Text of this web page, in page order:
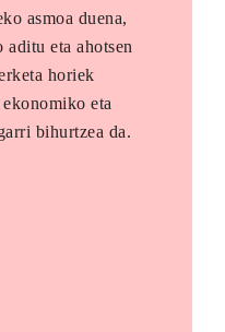
asmoa duena,
eta ahotsen
horiek
eta
bihurtzea da.